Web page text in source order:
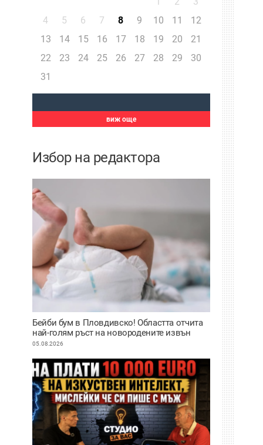
4
5 6 7 8 9 10 11
12
13
14 15 16 17 18 19 20
21
22
23 24 25 26 27 28 29
30
31
виж още
Избор на редактора
Бейби бум в Пловдивско! Областта отчита
най-голям ръст на новородените извън
София
05.08.2026